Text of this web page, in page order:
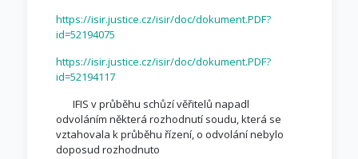
https://isir.justice.cz/isir/doc/dokument.PDF?
id=52194075
https://isir.justice.cz/isir/doc/dokument.PDF?
id=52194117
IFIS v průběhu schůzí věřitelů napadl
odvoláním některá rozhodnutí soudu, která se
vztahovala k průběhu řízení, o odvolání nebylo
doposud rozhodnuto